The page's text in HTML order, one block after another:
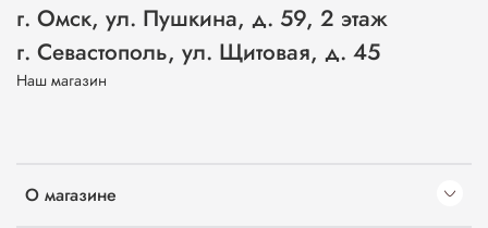
О магазине
г. Омск, ул. Пушкина, д. 59, 2 этаж
г. Севастополь, ул. Щитовая, д. 45
Наш магазин